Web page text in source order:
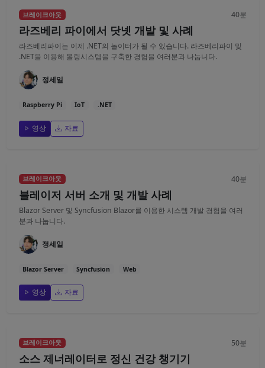
브레이크아웃 40분
라즈베리 파이에서 닷넷 개발 및 사례
라즈베리파이는 이제 .NET의 놀이터가 될 수 있습니다. 라즈베리파이 및
.NET을 이용해 볼링시스템을 구축한 경험을 여러분과 나눕니다.
정세일
Raspberry Pi IoT .NET
영상 자료
브레이크아웃 40분
블레이저 서버 소개 및 개발 사례
Blazor Server 및 Syncfusion Blazor를 이용한 시스템 개발 경험을 여러
분과 나눕니다.
정세일
Blazor Server Syncfusion Web
영상 자료
브레이크아웃 50분
소스 제너레이터로 정신 건강 챙기기